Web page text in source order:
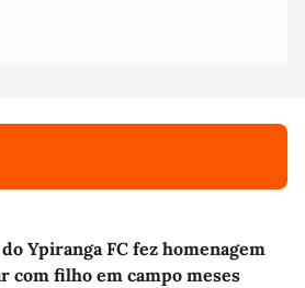
Ypiranga FC fez homenagem
com filho em campo meses